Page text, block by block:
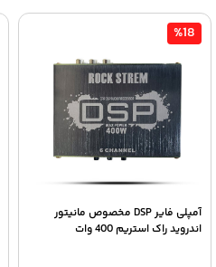
%18
آمپلی فایر DSP مخصوص مانیتور
اندروید راک استریم 400 وات